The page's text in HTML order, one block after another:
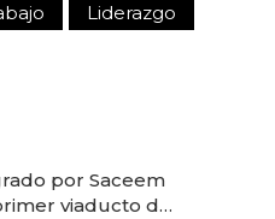
Liderazgo
por Saceem
viaducto de